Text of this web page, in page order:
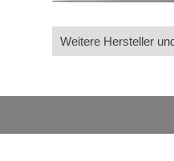
Weitere Hersteller